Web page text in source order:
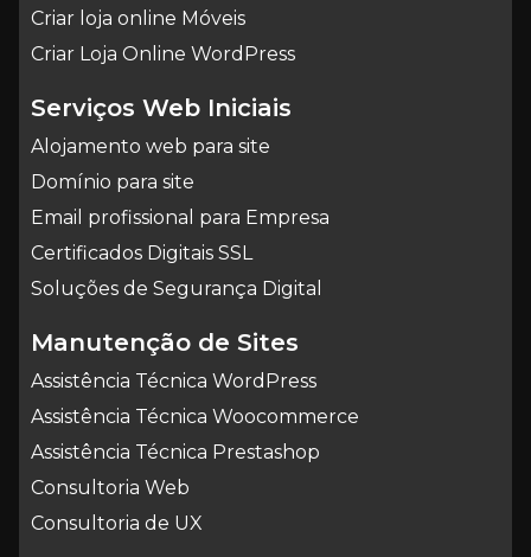
Criar loja online Móveis
Criar Loja Online WordPress
Serviços Web Iniciais
Alojamento web para site
Domínio para site
Email profissional para Empresa
Certificados Digitais SSL
Soluções de Segurança Digital
Manutenção de Sites
Assistência Técnica WordPress
Assistência Técnica Woocommerce
Assistência Técnica Prestashop
Consultoria Web
Consultoria de UX